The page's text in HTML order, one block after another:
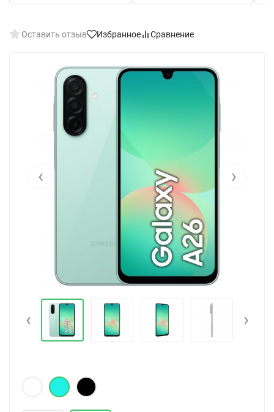
Оставить отзыв Избранное Сравнение
‹ ›
‹ ›